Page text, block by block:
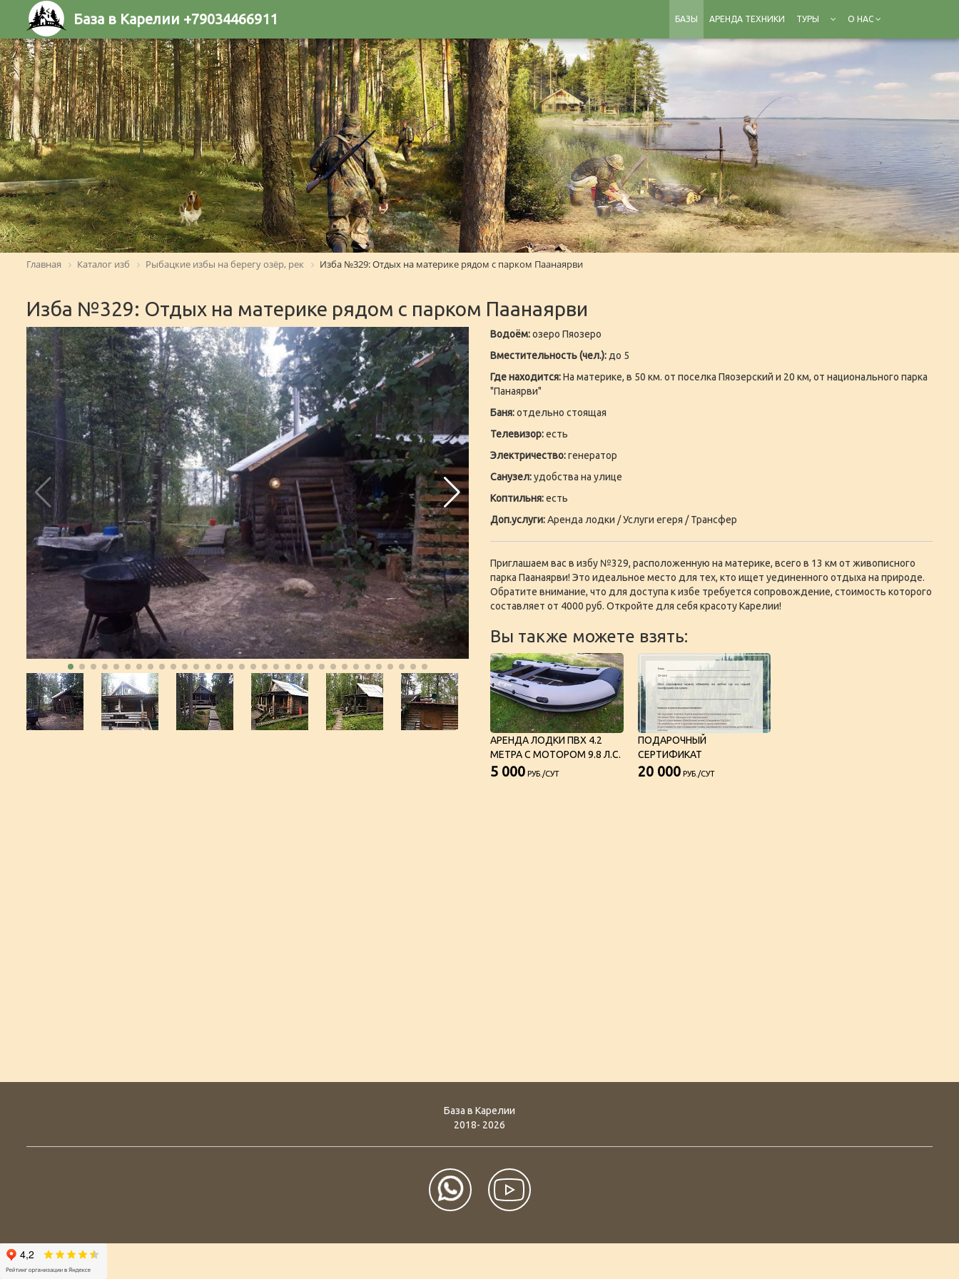
База в Карелии +79034466911 БАЗЫ АРЕНДА ТЕХНИКИ ТУРЫ О НАС
Главная Каталог изб Рыбацкие избы на берегу озёр, рек Изба №329: Отдых на материке рядом с парком Паанаярви
Изба №329: Отдых на материке рядом с парком Паанаярви
Водоём:озеро Пяозеро
Вместительность (чел.): до 5
Где находится:На материке, в 50 км. от поселка Пяозерский и 20 км, от национального парка
"Панаярви"
Баня:отдельно стоящая
Телевизор:есть
Электричество:генератор
Санузел:удобства на улице
Коптильня:есть
Доп.услуги:Аренда лодки / Услуги егеря / Трансфер
Приглашаем вас в избу №329, расположенную на материке, всего в 13 км от живописного
парка Паанаярви! Это идеальное место для тех, кто ищет уединенного отдыха на природе.
Обратите внимание, что для доступа к избе требуется сопровождение, стоимость которого
составляет от 4000 руб. Откройте для себя красоту Карелии!
Вы также можете взять:
АРЕНДА ЛОДКИ ПВХ 4.2
МЕТРА С МОТОРОМ 9.8 Л.С.
5 000 РУБ./СУТ
ПОДАРОЧНЫЙ
СЕРТИФИКАТ
20 000РУБ./СУТ
База в Карелии
2018- 2026